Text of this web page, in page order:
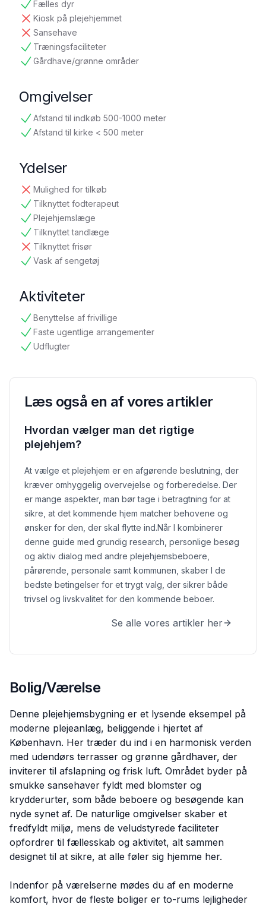
Fælles dyr
tilgængelig
Kiosk på plejehjemmet
ikke tilgængelig
Sansehave
ikke tilgængelig
Træningsfaciliteter
tilgængelig
Gårdhave/grønne områder
tilgængelig
Omgivelser
Afstand til indkøb 500-1000 meter
tilgængelig
Afstand til kirke < 500 meter
tilgængelig
Ydelser
Mulighed for tilkøb
ikke tilgængelig
Tilknyttet fodterapeut
tilgængelig
Plejehjemslæge
tilgængelig
Tilknyttet tandlæge
tilgængelig
Tilknyttet frisør
ikke tilgængelig
Vask af sengetøj
tilgængelig
Aktiviteter
Benyttelse af frivillige
tilgængelig
Faste ugentlige arrangementer
tilgængelig
Udflugter
tilgængelig
Læs også en af vores artikler
Hvordan vælger man det rigtige
plejehjem?
At vælge et plejehjem er en afgørende beslutning, der
kræver omhyggelig overvejelse og forberedelse. Der
er mange aspekter, man bør tage i betragtning for at
sikre, at det kommende hjem matcher behovene og
ønsker for den, der skal flytte ind.Når I kombinerer
denne guide med grundig research, personlige besøg
og aktiv dialog med andre plejehjemsbeboere,
pårørende, personale samt kommunen, skaber I de
bedste betingelser for et trygt valg, der sikrer både
trivsel og livskvalitet for den kommende beboer.
Se alle vores artikler her
Bolig/Værelse
Denne plejehjemsbygning er et lysende eksempel på
moderne plejeanlæg, beliggende i hjertet af
København. Her træder du ind i en harmonisk verden
med udendørs terrasser og grønne gårdhaver, der
inviterer til afslapning og frisk luft. Området byder på
smukke sansehaver fyldt med blomster og
krydderurter, som både beboere og besøgende kan
nyde synet af. De naturlige omgivelser skaber et
fredfyldt miljø, mens de veludstyrede faciliteter
opfordrer til fællesskab og aktivitet, alt sammen
designet til at sikre, at alle føler sig hjemme her.
Indenfor på værelserne mødes du af en moderne
komfort, hvor de fleste boliger er to-rums lejligheder